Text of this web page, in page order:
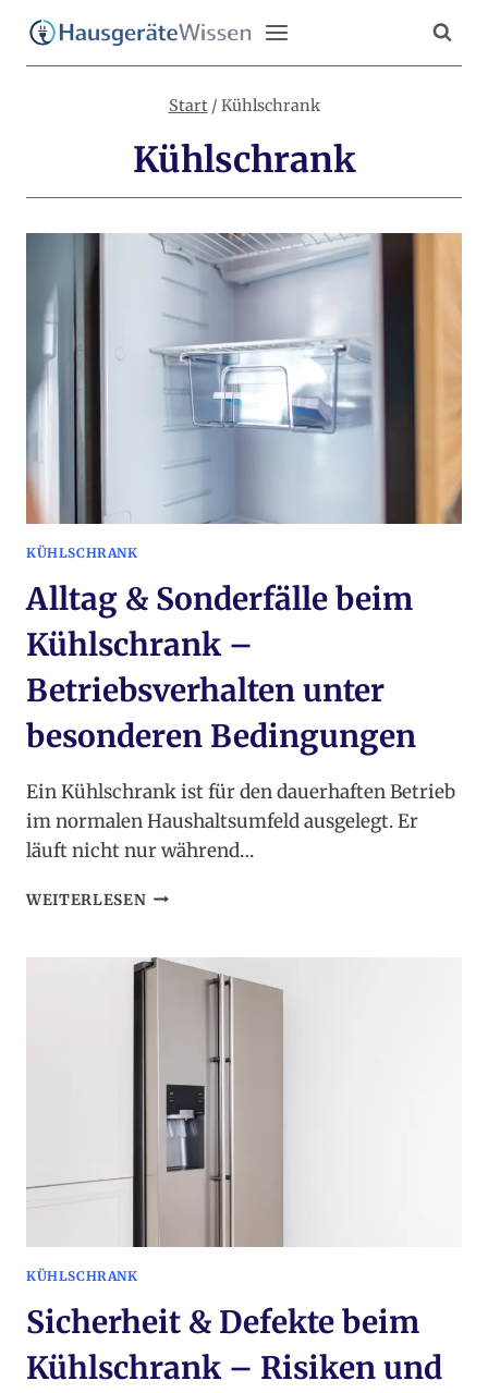
Zum
Inhalt
springen
Start / Kühlschrank
Kühlschrank
KÜHLSCHRANK
Alltag & Sonderfälle beim
Kühlschrank –
Betriebsverhalten unter
besonderen Bedingungen
Ein Kühlschrank ist für den dauerhaften Betrieb
im normalen Haushaltsumfeld ausgelegt. Er
läuft nicht nur während…
WEITERLESEN ALLTAG
BEIM
KÜHLSCHRANK
BEDINGUNGEN
KÜHLSCHRANK
Sicherheit & Defekte beim
Kühlschrank – Risiken und